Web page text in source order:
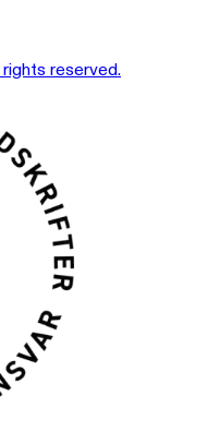
reserved.